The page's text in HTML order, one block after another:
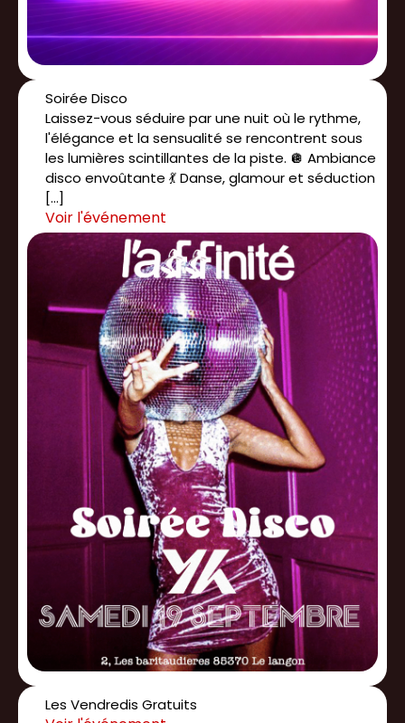
Soirée Disco
Laissez-vous séduire par une nuit où le rythme,
l'élégance et la sensualité se rencontrent sous
les lumières scintillantes de la piste. 🪩 Ambiance
disco envoûtante 💃 Danse, glamour et séduction
[…]
Les Vendredis Gratuits